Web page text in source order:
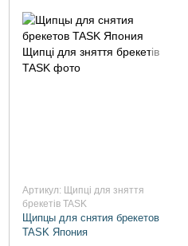
Артикул: Щипці для зняття
брекетів TASK
Щипцы для снятия брекетов
TASK Япония